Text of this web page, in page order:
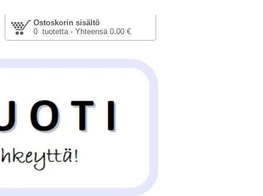
Ostoskorin sisältö
0 tuotetta - Yhteensä 0.00 €